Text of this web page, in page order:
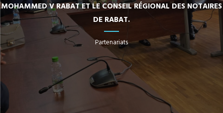
MOHAMMED V RABAT ET LE CONSEIL RÉGIONAL DES NOTAIRES
DE RABAT.
Partenariats